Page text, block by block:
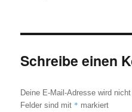
Schreibe einen
Deine E-Mail-Adresse wird
Felder sind mit * markiert